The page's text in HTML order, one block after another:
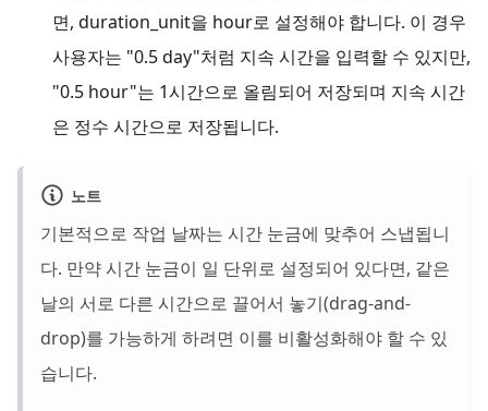
면, duration_unit을 hour로 설정해야 합니다. 이 경우
사용자는 "0.5 day"처럼 지속 시간을 입력할 수 있지만,
"0.5 hour"는 1시간으로 올림되어 저장되며 지속 시간
은 정수 시간으로 저장됩니다.
노트
기본적으로 작업 날짜는 시간 눈금에 맞추어 스냅됩니
다. 만약 시간 눈금이 일 단위로 설정되어 있다면, 같은
날의 서로 다른 시간으로 끌어서 놓기(drag-and-
drop)를 가능하게 하려면 이를 비활성화해야 할 수 있
습니다.